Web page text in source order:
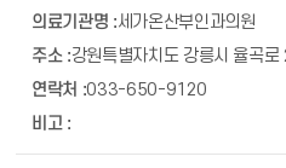
세가온산부인과의원
강원특별자치도 강릉시 율곡
033-650-9120